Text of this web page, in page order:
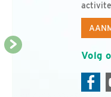
Volg